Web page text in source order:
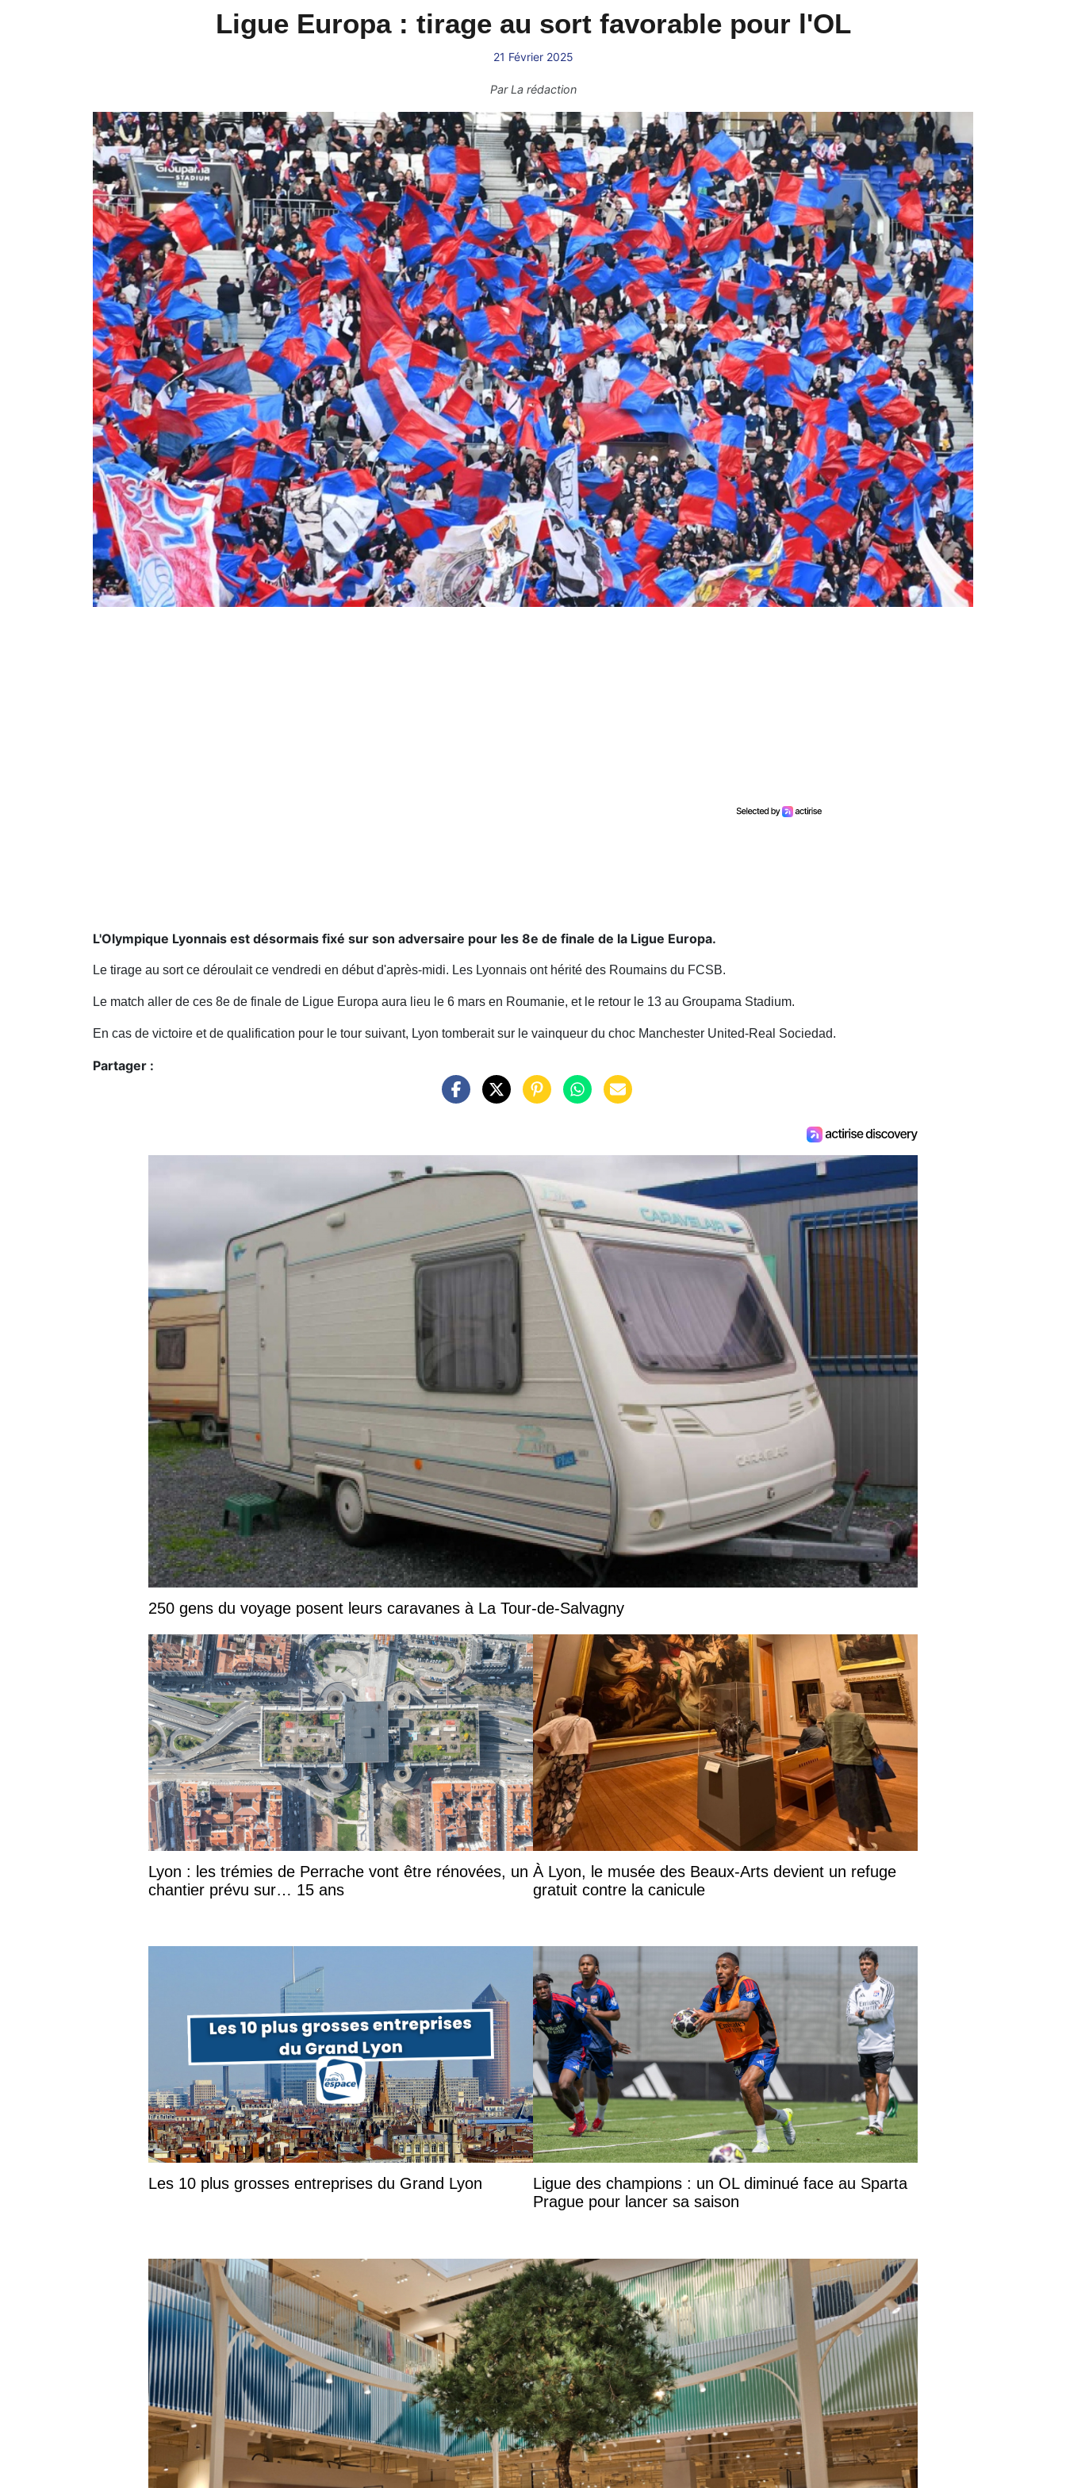
Ligue Europa : tirage au sort favorable pour l'OL
21 Février 2025
ParLa rédaction
L'Olympique Lyonnais est désormais fixé sur son adversaire pour les 8e de finale de la Ligue Europa.
Le tirage au sort ce déroulait ce vendredi en début d'après-midi. Les Lyonnais ont hérité des Roumains du FCSB.
Le match aller de ces 8e de finale de Ligue Europa aura lieu le 6 mars en Roumanie, et le retour le 13 au Groupama Stadium.
En cas de victoire et de qualification pour le tour suivant, Lyon tomberait sur le vainqueur du choc Manchester United-Real Sociedad.
Partager :
250 gens du voyage posent leurs caravanes à La Tour-de-Salvagny
Lyon : les trémies de Perrache vont être rénovées, un
chantier prévu sur… 15 ans
À Lyon, le musée des Beaux-Arts devient un refuge
gratuit contre la canicule
Les 10 plus grosses entreprises du Grand Lyon
Ligue des champions : un OL diminué face au Sparta
Prague pour lancer sa saison